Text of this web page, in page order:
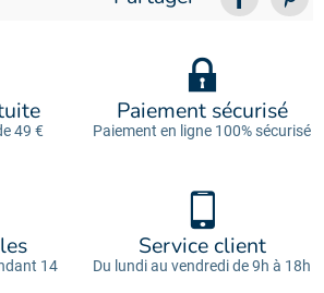
49 €
Paiement sécurisé
Paiement en ligne 100% sécurisé
14
Service client
Du lundi au vendredi de 9h à 18h